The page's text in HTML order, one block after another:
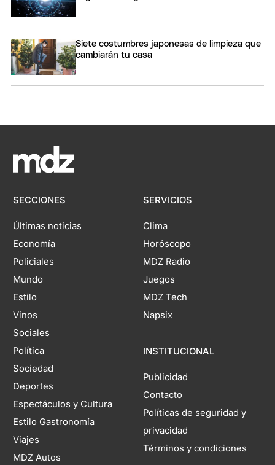
Siete costumbres japonesas de limpieza que
cambiarán tu casa
SECCIONES
Últimas noticias
Economía
Policiales
Mundo
Estilo
Vinos
Sociales
Política
Sociedad
Deportes
Espectáculos y Cultura
Estilo Gastronomía
Viajes
MDZ Autos
SERVICIOS
Clima
Horóscopo
MDZ Radio
Juegos
MDZ Tech
Napsix
INSTITUCIONAL
Publicidad
Contacto
Políticas de seguridad y
privacidad
Términos y condiciones